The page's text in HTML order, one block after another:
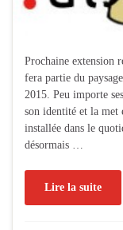
Prochaine extension
fera partie du
2015. Peu importe
son identité et la met
installée dans le
désormais …
Lire la suite